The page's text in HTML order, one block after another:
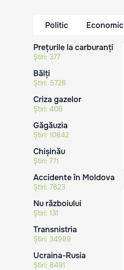
Politic Economic
Prețurile la carburanți
Știri: 377
Bălți
Știri: 5726
Criza gazelor
Știri: 408
Găgăuzia
Știri: 10842
Chișinău
Știri: 771
Accidente în Moldova
Știri: 7823
Nu războiului
Știri: 131
Transnistria
Știri: 34989
Ucraina-Rusia
Știri: 8491